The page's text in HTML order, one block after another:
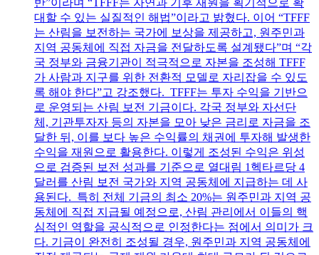
반”이라며 “TFFF는 자연과 기후 재원을 획기적으로 확
대할 수 있는 실질적인 해법”이라고 밝혔다. 이어 “TFFF
는 산림을 보전하는 국가에 보상을 제공하고, 원주민과
지역 공동체에 직접 자금을 전달하도록 설계됐다”며 “각
국 정부와 금융기관이 적극적으로 자본을 조성해 TFFF
가 사람과 지구를 위한 전환적 모델로 자리잡을 수 있도
록 해야 한다”고 강조했다. TFFF는 투자 수익을 기반으
로 운영되는 산림 보전 기금이다. 각국 정부와 자선단
체, 기관투자자 등의 자본을 모아 낮은 금리로 자금을 조
달한 뒤, 이를 보다 높은 수익률의 채권에 투자해 발생한
수익을 재원으로 활용한다. 이렇게 조성된 수익은 위성
으로 검증된 보전 성과를 기준으로 열대림 1헥타르당 4
달러를 산림 보전 국가와 지역 공동체에 지급하는 데 사
용된다. 특히 전체 기금의 최소 20%는 원주민과 지역 공
동체에 직접 지급될 예정으로, 산림 관리에서 이들의 핵
심적인 역할을 공식적으로 인정한다는 점에서 의미가 크
다. 기금이 완전히 조성될 경우, 원주민과 지역 공동체에